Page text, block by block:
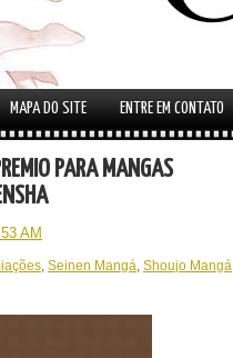
MAPA DO SITE ENTRE EM CONTATO
PARA MANGÁS
AM
, Seinen Mangá, Shoujo Mangá